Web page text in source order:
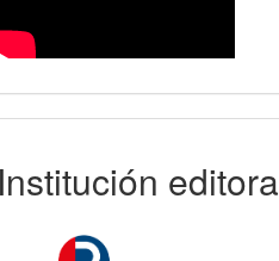
Institución editora